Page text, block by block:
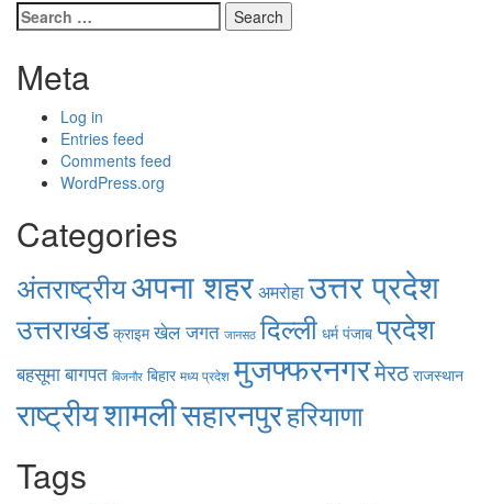
Search
for:
Meta
Log in
Entries feed
Comments feed
WordPress.org
Categories
अंतराष्ट्रीयअपना शहरअमरोहाउत्तर प्रदेश
उत्तराखंड क्राइम खेल जगत जानसठ दिल्ली धर्म पंजाब प्रदेश
बहसूमाबागपत बिजनौर बिहार मध्य प्रदेश मुजफ्फरनगरमेरठ राजस्थान
राष्ट्रीयशामलीसहारनपुरहरियाणा
Tags